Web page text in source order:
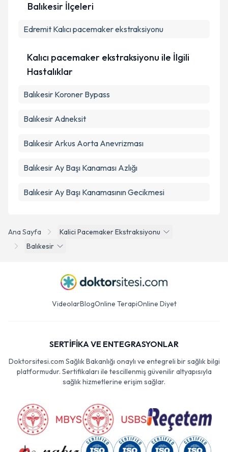
Metni'ni okudum ve kişisel verilerimin belirtilen
Ana Sayfa
Kalici Pacemaker Ekstraksiyonu
Balıkesir
Balıkesir İlçeleri
Edremit Kalıcı pacemaker ekstraksiyonu
Kalıcı pacemaker ekstraksiyonu ile İlgili
Hastalıklar
Balıkesir Koroner Bypass
Balıkesir Adneksit
Balıkesir Arkus Aorta Anevrizması
Balıkesir Ay Başı Kanaması Azlığı
Balıkesir Ay Başı Kanamasının Gecikmesi
VideolarBlogOnline TerapiOnline Diyet
SERTİFİKA VE ENTEGRASYONLAR
Doktorsitesi.com Sağlık Bakanlığı onaylı ve entegreli bir sağlık bilgi
platformudur. Sertifikaları ile tescillenmiş güvenilir altyapısıyla
sağlık hizmetlerine erişim sağlar.